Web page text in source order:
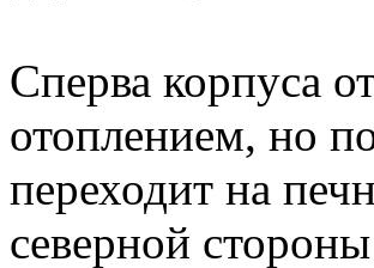
Сперва корпуса
отоплением, но
переходит на
северной